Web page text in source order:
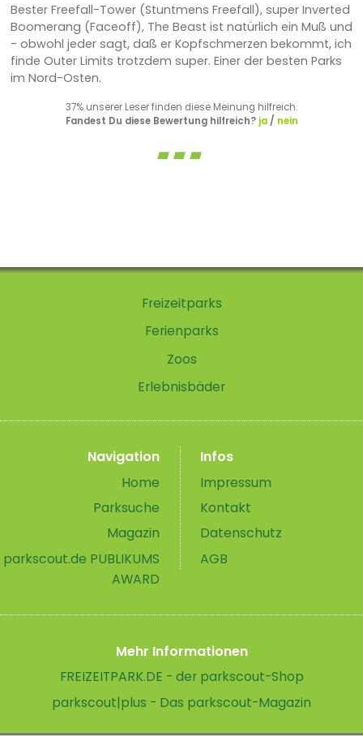
Bester Freefall-Tower (Stuntmens Freefall), super Inverted
Boomerang (Faceoff), The Beast ist natürlich ein Muß und
- obwohl jeder sagt, daß er Kopfschmerzen bekommt, ich
finde Outer Limits trotzdem super. Einer der besten Parks
im Nord-Osten.
37% unserer Leser finden diese Meinung hilfreich.
Fandest Du diese Bewertung hilfreich? ja/ nein
Freizeitparks
Ferienparks
Zoos
Erlebnisbäder
Navigation
Home
Parksuche
Magazin
parkscout.de PUBLIKUMS
AWARD
Infos
Impressum
Kontakt
Datenschutz
AGB
Mehr Informationen
FREIZEITPARK.DE - der parkscout-Shop
parkscout|plus - Das parkscout-Magazin